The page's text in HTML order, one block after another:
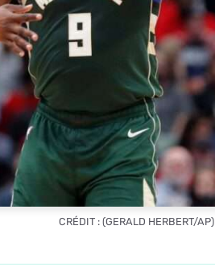
CRÉDIT : (GERALD HERBERT/AP)